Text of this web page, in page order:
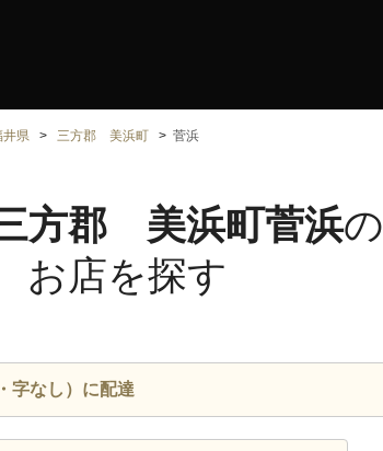
井県 三方郡 美浜町 菅浜
方郡 美浜町菅浜の
お店を探す
字なし）に配達